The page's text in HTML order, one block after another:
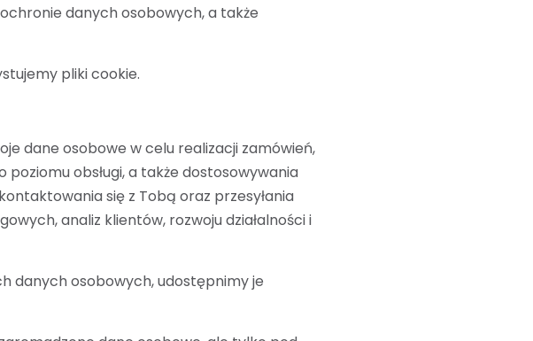
danych osobowych, a także
pliki cookie.
dane osobowe w celu realizacji zamówień,
obsługi, a także dostosowywania
się z Tobą oraz przesyłania
analiz klientów, rozwoju działalności i
danych osobowych, udostępnimy je